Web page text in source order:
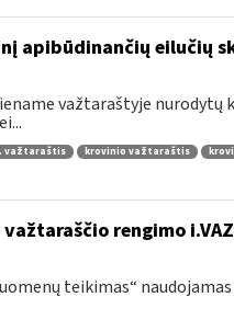
apibūdinančių eilučių
važtaraštyje nurodytų
važtaraštis krovinio važtaraštis
rengimo
teikimas“